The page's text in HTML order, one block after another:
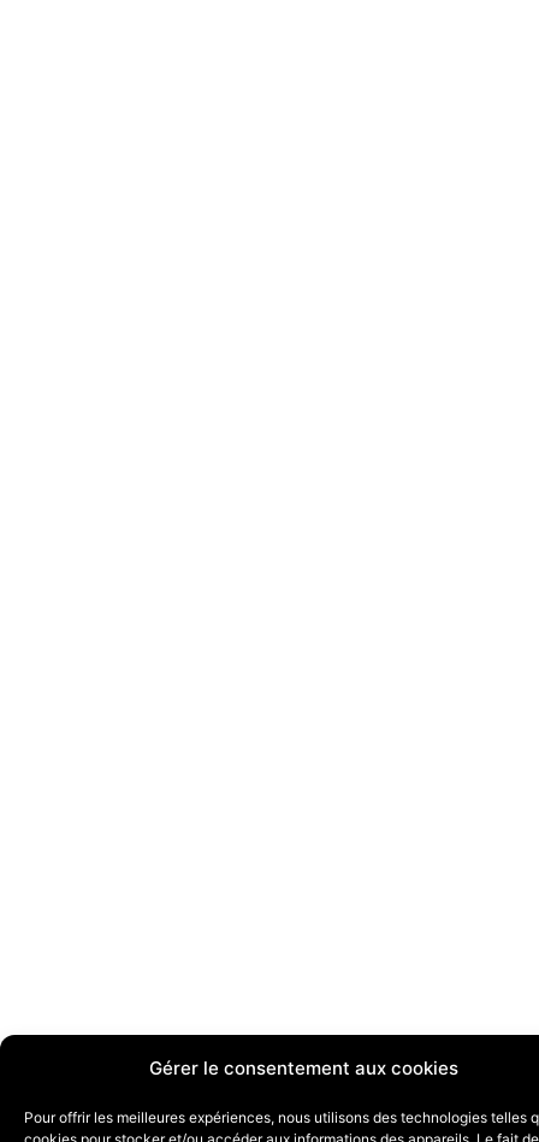
Gérer le consentement aux cookies
Pour offrir les meilleures expériences, nous utilisons des technologies telles